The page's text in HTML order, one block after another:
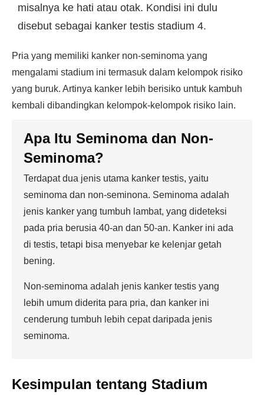
misalnya ke hati atau otak. Kondisi ini dulu
disebut sebagai kanker testis stadium 4.
Pria yang memiliki kanker non-seminoma yang
mengalami stadium ini termasuk dalam kelompok risiko
yang buruk. Artinya kanker lebih berisiko untuk kambuh
kembali dibandingkan kelompok-kelompok risiko lain.
Apa Itu Seminoma dan Non-
Seminoma?
Terdapat dua jenis utama kanker testis, yaitu
seminoma dan non-seminona. Seminoma adalah
jenis kanker yang tumbuh lambat, yang dideteksi
pada pria berusia 40-an dan 50-an. Kanker ini ada
di testis, tetapi bisa menyebar ke kelenjar getah
bening.
Non-seminoma adalah jenis kanker testis yang
lebih umum diderita para pria, dan kanker ini
cenderung tumbuh lebih cepat daripada jenis
seminoma.
Kesimpulan tentang Stadium